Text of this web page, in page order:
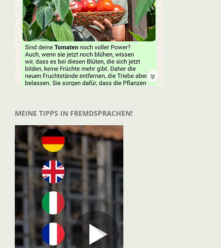
MEINE TIPPS IN FREMDSPRACHEN!